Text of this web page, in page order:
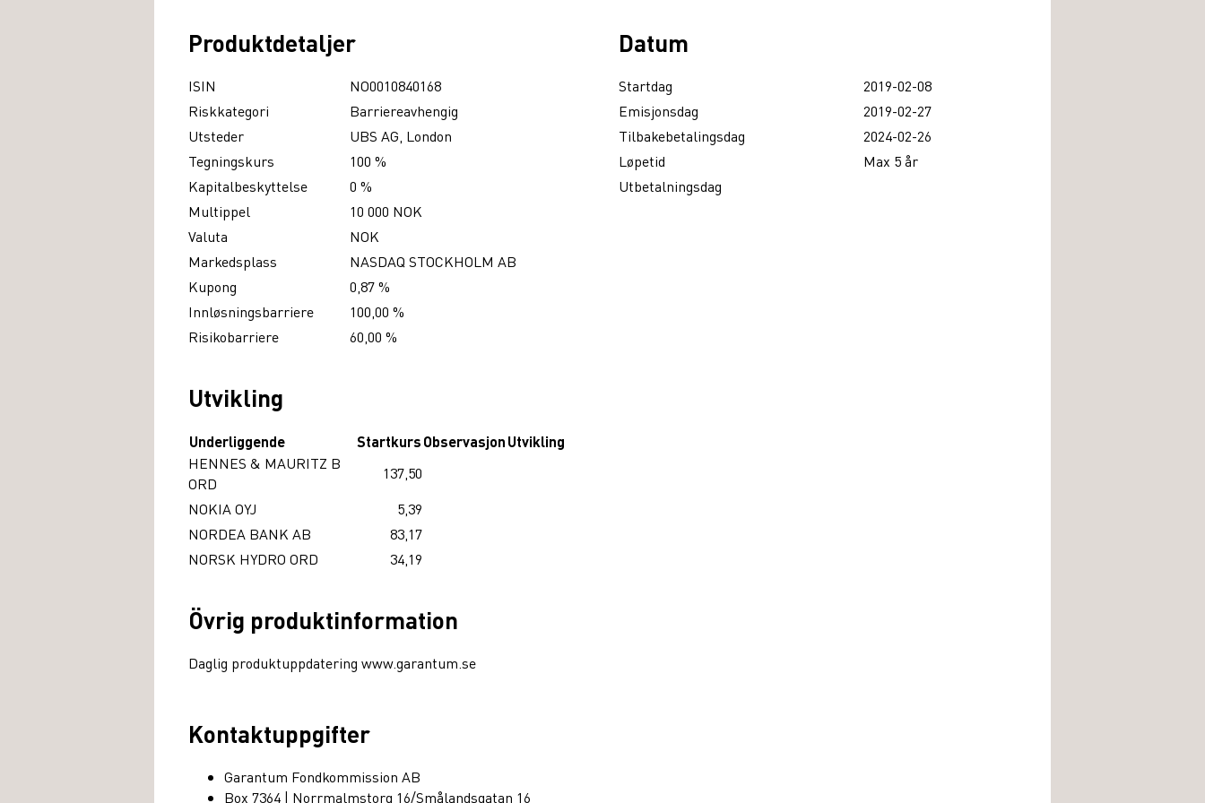
Produktdetaljer
ISIN
NO0010840168
Riskkategori
Barriereavhengig
Utsteder
UBS AG, London
Tegningskurs
100 %
Kapitalbeskyttelse
0 %
Multippel
10 000 NOK
Valuta
NOK
Markedsplass
NASDAQ STOCKHOLM AB
Kupong
0,87 %
Innløsningsbarriere
100,00 %
Risikobarriere
60,00 %
Datum
Startdag
2019-02-08
Emisjonsdag
2019-02-27
Tilbakebetalingsdag
2024-02-26
Løpetid
Max 5 år
Utbetalningsdag
Utvikling
Underliggende StartkursObservasjonUtvikling
HENNES & MAURITZ B
ORD
137,50
NOKIA OYJ
5,39
NORDEA BANK AB
83,17
NORSK HYDRO ORD
34,19
Övrig produktinformation
Daglig produktuppdatering www.garantum.se
Kontaktuppgifter
Garantum Fondkommission AB
Box 7364 | Norrmalmstorg 16/Smålandsgatan 16